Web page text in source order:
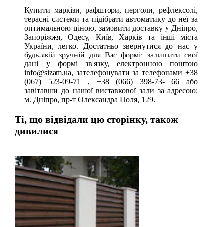
Купити маркізи, рафштори, перголи, рефлексолі,
терасні системи та підібрати автоматику до неї за
оптимальною ціною, замовити доставку у Дніпро,
Запоріжжя, Одесу, Київ, Харків та інші міста
України, легко. Достатньо звернутися до нас у
будь-якій зручній для Вас формі: залишити свої
дані у формі зв'язку, електронною поштою
info@sizam.ua, зателефонувати за телефонами +38
(067) 523-09-71
,+38 (066) 398-73- 66або
завітавши до нашої виставкової зали за адресою:
м. Дніпро, пр-т Олександра Поля, 129.
Ті, що відвідали цю сторінку, також
дивилися